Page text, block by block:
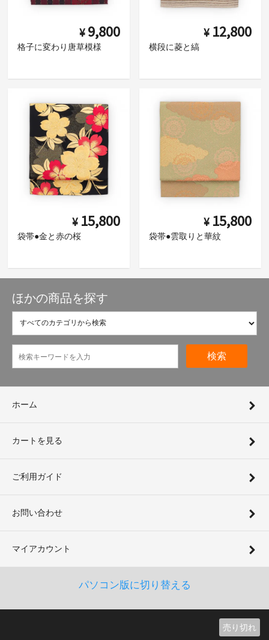
売り切れ
¥ 9,800
格子に変わり唐草模様
¥ 12,800
横段に菱と縞
¥ 15,800
袋帯●金と赤の桜
¥ 15,800
袋帯●雲取りと華紋
ほかの商品を探す
検索
ホーム
カートを見る
ご利用ガイド
お問い合わせ
マイアカウント
パソコン版に切り替える